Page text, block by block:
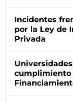
Incidentes
por la Ley de
Privada
cumplimiento